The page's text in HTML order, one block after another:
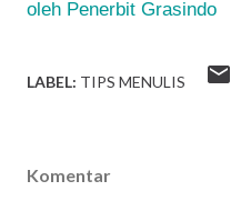
oleh Penerbit Grasindo
LABEL: TIPS MENULIS
Komentar